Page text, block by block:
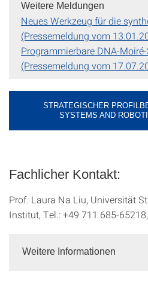
Weitere Meldungen
Neues Werkzeug für die
(Pressemeldung vom
Programmierbare DNA-
(Pressemeldung vom
STRATEGISCHER
SYSTEMS AND
Fachlicher Kontakt:
Prof. Laura Na Liu, Universität
Institut, Tel.: +49 711 685-65218,
Weitere Informationen